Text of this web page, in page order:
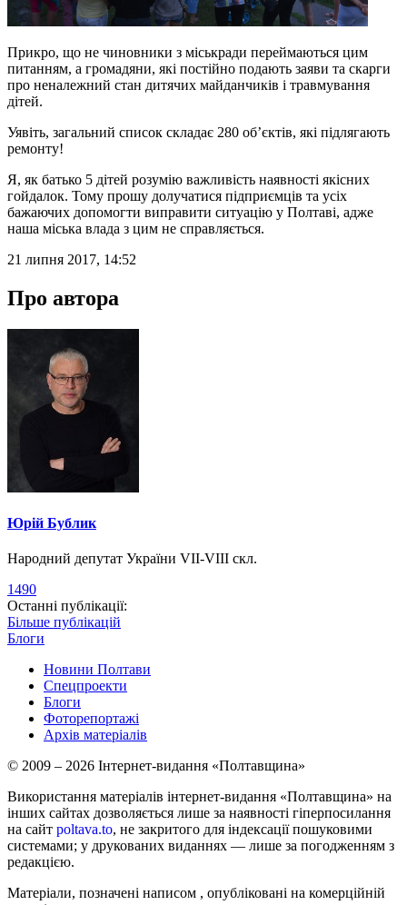
Прикро, що не чиновники з міськради переймаються цим
питанням, а громадяни, які постійно подають заяви та скарги
про неналежний стан дитячих майданчиків і травмування
дітей.
Уявіть, загальний список складає 280 об’єктів, які підлягають
ремонту!
Я, як батько 5 дітей розумію важливість наявності якісних
гойдалок. Тому прошу долучатися підприємців та усіх
бажаючих допомогти виправити ситуацію у Полтаві, адже
наша міська влада з цим не справляється.
21 липня 2017, 14:52
Про автора
Юрій Бублик
Народний депутат України VII-VIII скл.
1490
Останні публікації:
Більше публікацій
Блоги
Новини Полтави
Спецпроекти
Блоги
Фоторепортажі
Архів матеріалів
© 2009 – 2026 Інтернет-видання «Полтавщина»
Використання матеріалів інтернет-видання «Полтавщина» на
інших сайтах дозволяється лише за наявності гіперпосилання
на сайт poltava.to, не закритого для індексації пошуковими
системами; у друкованих виданнях — лише за погодженням з
редакцією.
Матеріали, позначені написом , опубліковані на комерційній